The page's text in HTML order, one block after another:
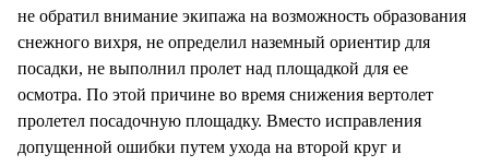
не обратил внимание экипажа на возможность образования
снежного вихря, не определил наземный ориентир для
посадки, не выполнил пролет над площадкой для ее
осмотра. По этой причине во время снижения вертолет
пролетел посадочную площадку. Вместо исправления
допущенной ошибки путем ухода на второй круг и